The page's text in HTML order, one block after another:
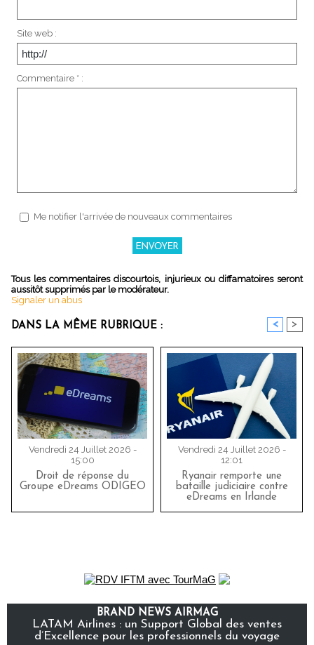
Site web :
Commentaire * :
Me notifier l'arrivée de nouveaux commentaires
Tous les commentaires discourtois, injurieux ou diffamatoires seront
aussitôt supprimés par le modérateur.
Signaler un abus
DANS LA MÊME RUBRIQUE : < >
Vendredi 24 Juillet 2026 -
15:00
Droit de réponse du
Groupe eDreams ODIGEO
Vendredi 24 Juillet 2026 -
12:01
Ryanair remporte une
bataille judiciaire contre
eDreams en Irlande
BRAND NEWS AIRMAG
LATAM Airlines : un Support Global des ventes
d’Excellence pour les professionnels du voyage